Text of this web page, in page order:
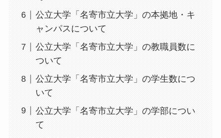
公立大学「名寄市立大学」の本拠地・キ
ャンパスについて
公立大学「名寄市立大学」の教職員数に
ついて
公立大学「名寄市立大学」の学生数につ
いて
公立大学「名寄市立大学」の学部につい
て